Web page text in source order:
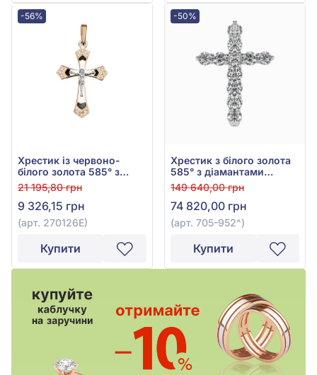
-56%
Хрестик із червоно-
білого золота 585° з
чорною емаллю та
фіанітом/куб.цирконієм,
арт. 270126Е
21 195,80 грн
9 326,15 грн
(арт. 270126Е)
Купити
-50%
Хрестик з білого золота
585° з діамантами
0,58ct, арт. 705-952
149 640,00 грн
74 820,00 грн
(арт. 705-952^)
Купити